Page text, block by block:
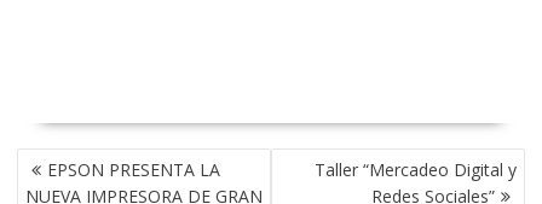
NAVEGACIÓN
DE EPSON PRESENTA LA
NUEVA IMPRESORA DE GRAN
Taller “Mercadeo Digital y
Redes Sociales”